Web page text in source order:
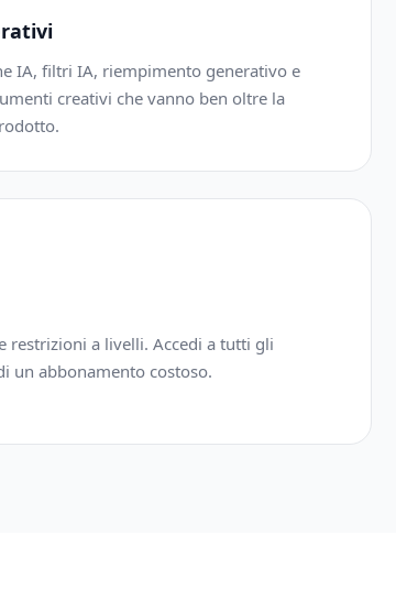
IA, filtri IA, riempimento generativo e
creativi che vanno ben oltre la
restrizioni a livelli. Accedi a tutti gli
un abbonamento costoso.